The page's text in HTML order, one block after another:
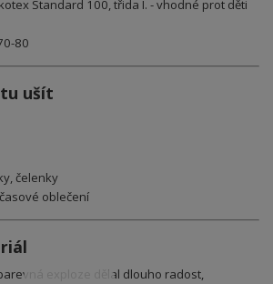
Standard 100, třida I. - vhodné prot děti
80
ušít
čelenky
oblečení
exploze dělal dlouho radost,